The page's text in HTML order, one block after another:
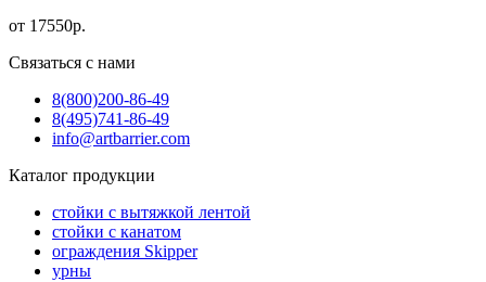
от 17550р.
Связаться с нами
8(800)200-86-49
8(495)741-86-49
info@artbarrier.com
Каталог продукции
стойки с вытяжкой лентой
стойки с канатом
ограждения Skipper
урны